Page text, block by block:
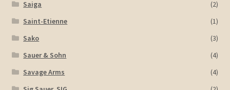
Saiga
(2)
Saint-Etienne
(1)
Sako
(3)
Sauer & Sohn
(4)
Savage Arms
(4)